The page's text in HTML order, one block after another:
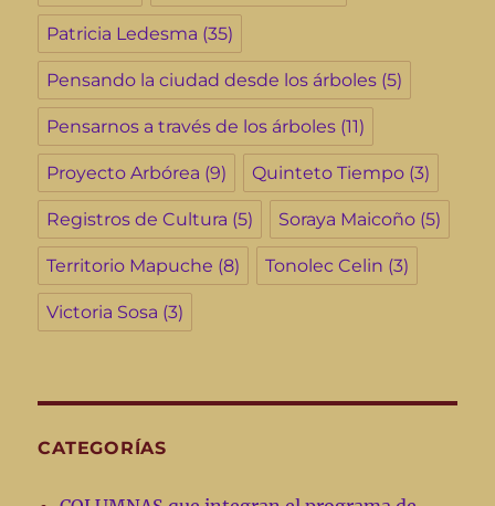
Patricia Ledesma (35)
Pensando la ciudad desde los árboles (5)
Pensarnos a través de los árboles (11)
Proyecto Arbórea (9) Quinteto Tiempo (3)
Registros de Cultura (5) Soraya Maicoño (5)
Territorio Mapuche (8) Tonolec Celin (3)
Victoria Sosa (3)
CATEGORÍAS